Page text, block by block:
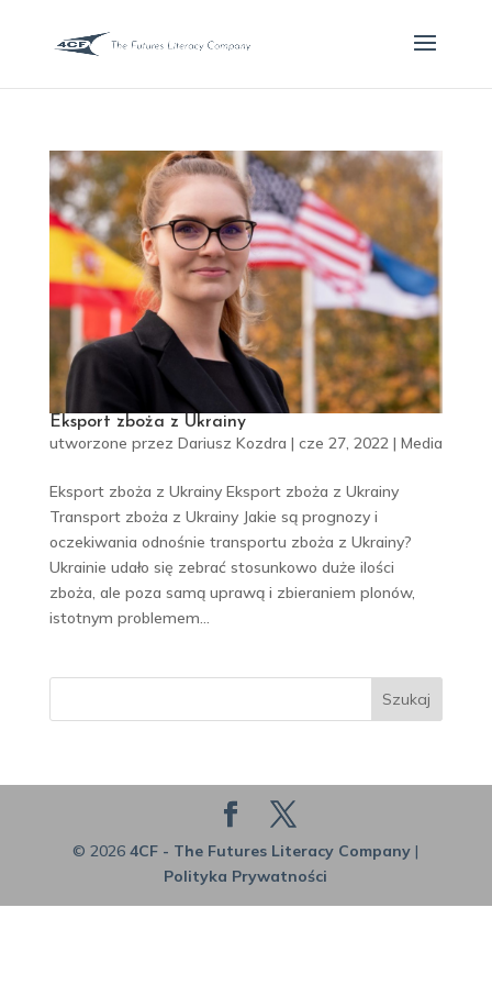
Eksport zboża z Ukrainy
utworzone przez Dariusz Kozdra | cze 27, 2022| Media
Eksport zboża z Ukrainy Eksport zboża z Ukrainy
Transport zboża z Ukrainy Jakie są prognozy i
oczekiwania odnośnie transportu zboża z Ukrainy?
Ukrainie udało się zebrać stosunkowo duże ilości
zboża, ale poza samą uprawą i zbieraniem plonów,
istotnym problemem...
Szukaj
© 2026 4CF - The Futures Literacy Company|
Polityka Prywatności